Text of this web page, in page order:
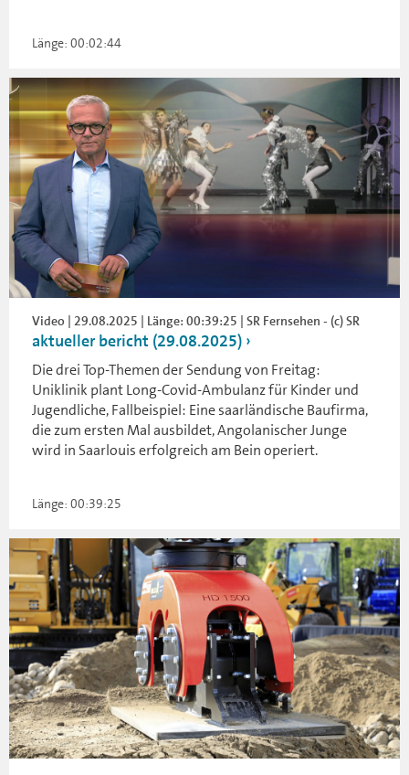
Länge: 00:02:44
Video | 29.08.2025 | Länge: 00:39:25 | SR Fernsehen - (c) SR
aktueller bericht (29.08.2025)
Die drei Top-Themen der Sendung von Freitag:
Uniklinik plant Long-Covid-Ambulanz für Kinder und
Jugendliche, Fallbeispiel: Eine saarländische Baufirma,
die zum ersten Mal ausbildet, Angolanischer Junge
wird in Saarlouis erfolgreich am Bein operiert.
Länge: 00:39:25